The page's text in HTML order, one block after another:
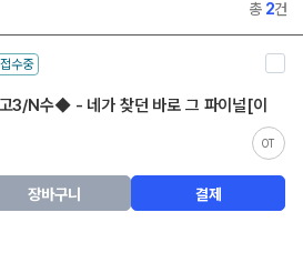
총 2건
수중
3/N수◆ - 네가 찾던 바로 그 파이널[이
OT
장바구니 결제